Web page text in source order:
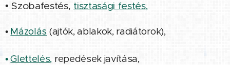
• Szobafestés, tisztasági festés,
• Mázolás (ajtók, ablakok, radiátorok),
•Glettelés, repedések javítása,